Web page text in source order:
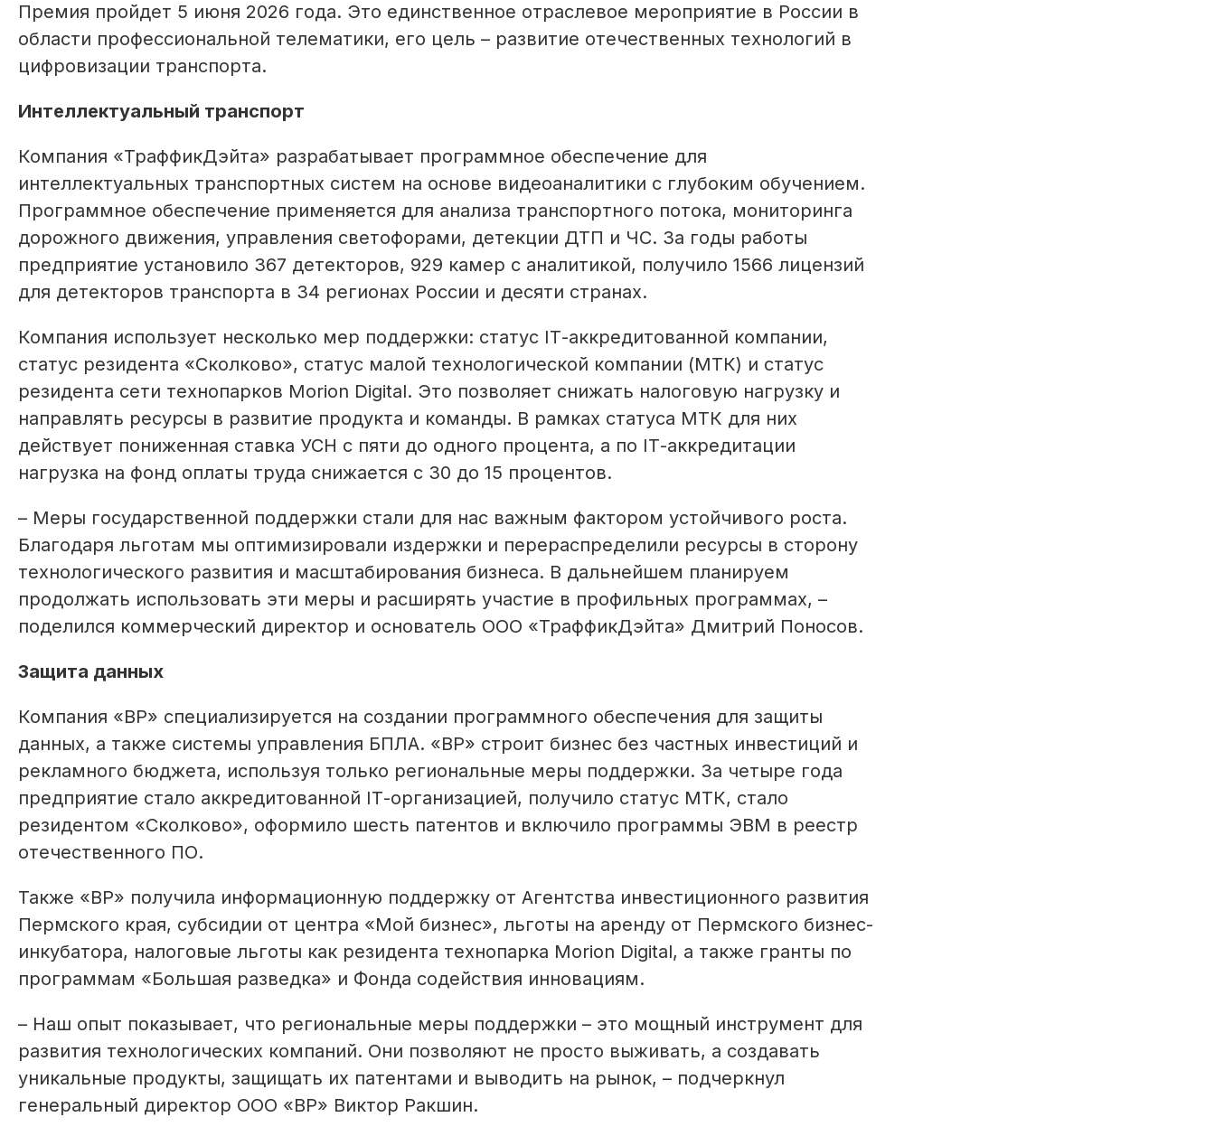
Премия пройдет 5 июня 2026 года. Это единственное отраслевое мероприятие в России в
области профессиональной телематики, его цель – развитие отечественных технологий в
цифровизации транспорта.
Интеллектуальный транспорт
Компания «ТраффикДэйта» разрабатывает программное обеспечение для
интеллектуальных транспортных систем на основе видеоаналитики с глубоким обучением.
Программное обеспечение применяется для анализа транспортного потока, мониторинга
дорожного движения, управления светофорами, детекции ДТП и ЧС. За годы работы
предприятие установило 367 детекторов, 929 камер с аналитикой, получило 1566 лицензий
для детекторов транспорта в 34 регионах России и десяти странах.
Компания использует несколько мер поддержки: статус IТ-аккредитованной компании,
статус резидента «Сколково», статус малой технологической компании (МТК) и статус
резидента сети технопарков Morion Digital. Это позволяет снижать налоговую нагрузку и
направлять ресурсы в развитие продукта и команды. В рамках статуса МТК для них
действует пониженная ставка УСН с пяти до одного процента, а по IТ-аккредитации
нагрузка на фонд оплаты труда снижается с 30 до 15 процентов.
– Меры государственной поддержки стали для нас важным фактором устойчивого роста.
Благодаря льготам мы оптимизировали издержки и перераспределили ресурсы в сторону
технологического развития и масштабирования бизнеса. В дальнейшем планируем
продолжать использовать эти меры и расширять участие в профильных программах, –
поделился коммерческий директор и основатель ООО «ТраффикДэйта» Дмитрий Поносов.
Защита данных
Компания «ВР» специализируется на создании программного обеспечения для защиты
данных, а также системы управления БПЛА. «ВР» строит бизнес без частных инвестиций и
рекламного бюджета, используя только региональные меры поддержки. За четыре года
предприятие стало аккредитованной IТ-организацией, получило статус МТК, стало
резидентом «Сколково», оформило шесть патентов и включило программы ЭВМ в реестр
отечественного ПО.
Также «ВР» получила информационную поддержку от Агентства инвестиционного развития
Пермского края, субсидии от центра «Мой бизнес», льготы на аренду от Пермского бизнес-
инкубатора, налоговые льготы как резидента технопарка Morion Digital, а также гранты по
программам «Большая разведка» и Фонда содействия инновациям.
– Наш опыт показывает, что региональные меры поддержки – это мощный инструмент для
развития технологических компаний. Они позволяют не просто выживать, а создавать
уникальные продукты, защищать их патентами и выводить на рынок, – подчеркнул
генеральный директор ООО «ВР» Виктор Ракшин.